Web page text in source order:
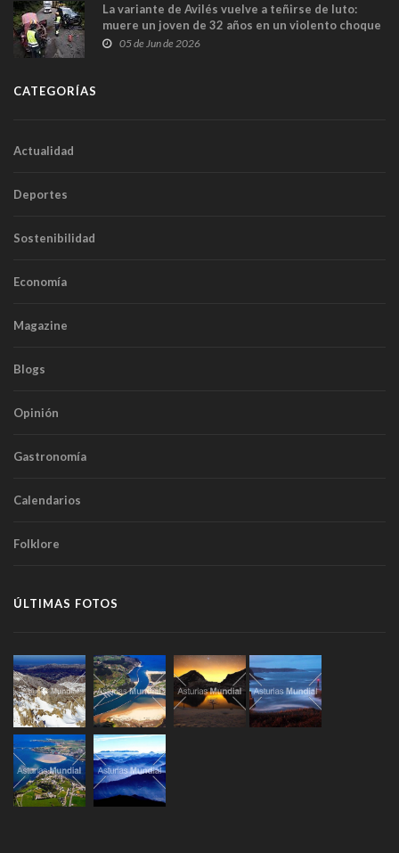
La variante de Avilés vuelve a teñirse de luto:
muere un joven de 32 años en un violento choque
frontal
05 de Jun de 2026
CATEGORÍAS
Actualidad
Deportes
Sostenibilidad
Economía
Magazine
Blogs
Opinión
Gastronomía
Calendarios
Folklore
ÚLTIMAS FOTOS